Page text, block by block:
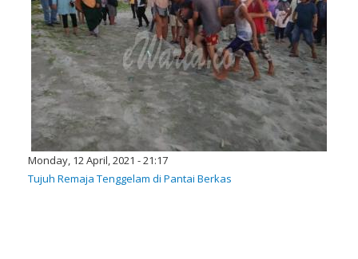
Monday, 12 April, 2021 - 21:17
Tujuh Remaja Tenggelam di Pantai Berkas